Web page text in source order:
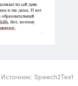
Speech2Text